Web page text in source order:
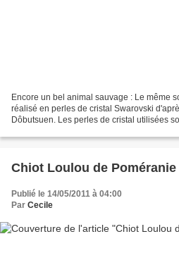
Encore un bel animal sauvage : Le même
réalisé en perles de cristal Swarovski
Dôbutsuen. Les perles de cristal utilisées
Chiot Loulou de Poméranie
Publié le 14/05/2011 à 04:00
Par Cecile